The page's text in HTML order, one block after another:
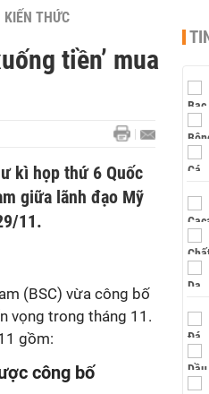
KIẾN THỨC
tiền’ mua
kì họp thứ 6 Quốc
giữa lãnh đạo Mỹ
11.
(BSC) vừa công bố
vọng trong tháng 11.
gồm:
công bố